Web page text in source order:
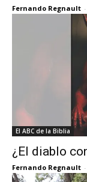
Fernando Regnault -
El ABC de la Biblia
¿El diablo
Fernando Regnault -